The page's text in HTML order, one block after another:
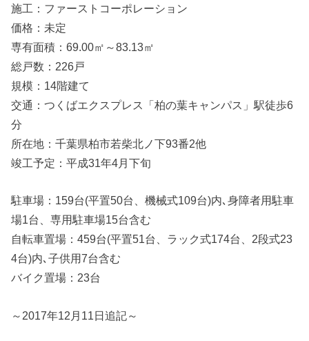
施工：ファーストコーポレーション
価格：未定
専有面積：69.00㎡～83.13㎡
総戸数：226戸
規模：14階建て
交通：つくばエクスプレス「柏の葉キャンパス」駅徒歩6
分
所在地：千葉県柏市若柴北ノ下93番2他
竣工予定：平成31年4月下旬
駐車場：159台(平置50台、機械式109台)内､身障者用駐車
場1台、専用駐車場15台含む
自転車置場：459台(平置51台、ラック式174台、2段式23
4台)内､子供用7台含む
バイク置場：23台
～2017年12月11日追記～